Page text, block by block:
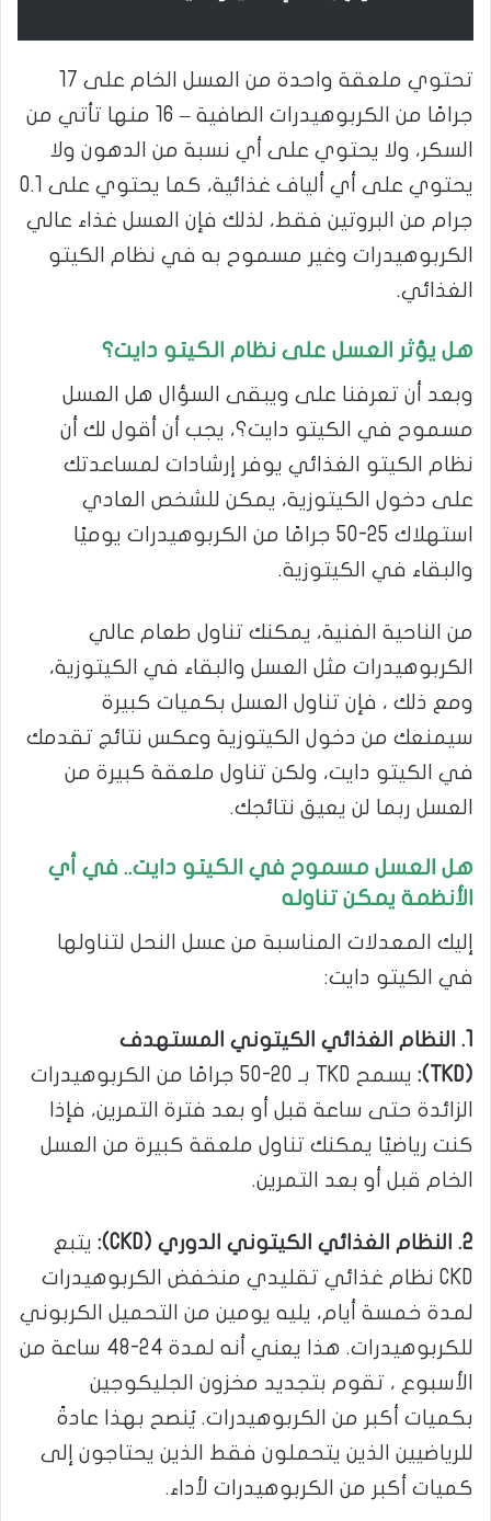
تحتوي ملعقة واحدة من العسل الخام على 17
جرامًا من الكربوهيدرات الصافية – 16 منها تأتي من
السكر، ولا يحتوي على أي نسبة من الدهون ولا
يحتوي على أي ألياف غذائية، كما يحتوي على 0.1
جرام من البروتين فقط، لذلك فإن العسل غذاء عالي
الكربوهيدرات وغير مسموح به في نظام الكيتو
الغذائي.
هل يؤثر العسل على نظام الكيتو دايت؟
وبعد أن تعرفنا على ويبقى السؤال هل العسل
مسموح في الكيتو دايت؟، يجب أن أقول لك أن
نظام الكيتو الغذائي يوفر إرشادات لمساعدتك
على دخول الكيتوزية، يمكن للشخص العادي
استهلاك 25-50 جرامًا من الكربوهيدرات يوميًا
والبقاء في الكيتوزية.
من الناحية الفنية، يمكنك تناول طعام عالي
الكربوهيدرات مثل العسل والبقاء في الكيتوزية،
ومع ذلك ، فإن تناول العسل بكميات كبيرة
سيمنعك من دخول الكيتوزية وعكس نتائج تقدمك
في الكيتو دايت، ولكن تناول ملعقة كبيرة من
العسل ربما لن يعيق نتائجك.
هل العسل مسموح في الكيتو دايت.. في أي
الأنظمة يمكن تناوله
إليك المعدلات المناسبة من عسل النحل لتناولها
في الكيتو دايت:
1. النظام الغذائي الكيتوني المستهدف
(TKD):
يسمح TKD بـ 20-50 جرامًا من الكربوهيدرات
الزائدة حتى ساعة قبل أو بعد فترة التمرين، فإذا
كنت رياضيًا يمكنك تناول ملعقة كبيرة من العسل
الخام قبل أو بعد التمرين.
2. النظام الغذائي الكيتوني الدوري (CKD):
يتبع
CKD نظام غذائي تقليدي منخفض الكربوهيدرات
لمدة خمسة أيام، يليه يومين من التحميل الكربوني
للكربوهيدرات. هذا يعني أنه لمدة 24-48 ساعة من
الأسبوع ، تقوم بتجديد مخزون الجليكوجين
بكميات أكبر من الكربوهيدرات. يُنصح بهذا عادةً
للرياضيين الذين يتحملون فقط الذين يحتاجون إلى
كميات أكبر من الكربوهيدرات لأداء.